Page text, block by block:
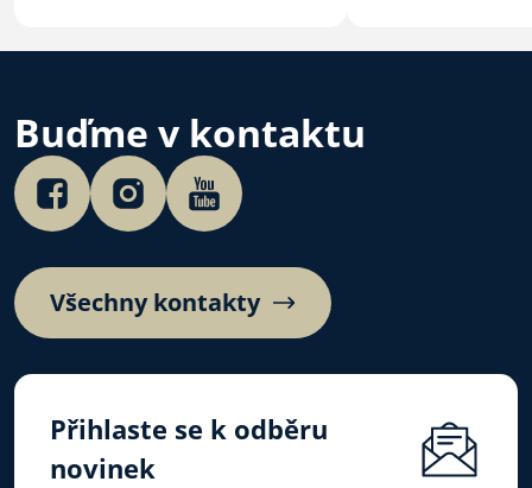
Buďme v kontaktu
Všechny kontakty
Přihlaste se k odběru
novinek